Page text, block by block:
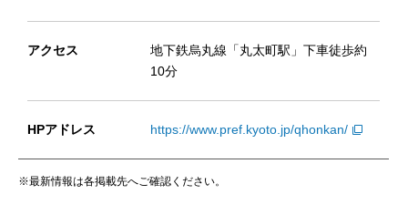
アクセス
地下鉄烏丸線「丸太町駅」下車徒歩約
10分
HPアドレス https://www.pref.kyoto.jp/qhonkan/
※最新情報は各掲載先へご確認ください。